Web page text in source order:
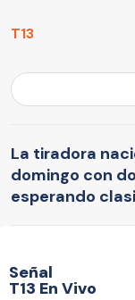
T13
La tiradora
domingo con
esperando
Señal
T13 En Vivo